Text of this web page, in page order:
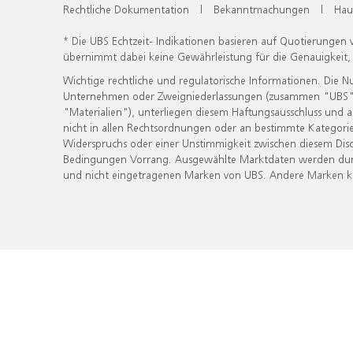
Rechtliche Dokumentation | Bekanntmachungen |
* Die UBS Echtzeit- Indikationen basieren auf
übernimmt dabei keine Gewährleistung für die
Wichtige rechtliche und regulatorische Informationen. Die
Unternehmen oder Zweigniederlassungen (zusammen
"Materialien"), unterliegen diesem Haftungsausschluss
nicht in allen Rechtsordnungen oder an bestimmte
Widerspruchs oder einer Unstimmigkeit zwischen diesem
Bedingungen Vorrang. Ausgewählte Marktdaten werden
und nicht eingetragenen Marken von UBS. Andere Marken